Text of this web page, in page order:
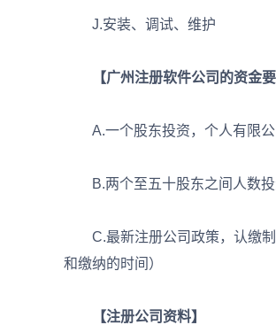
J.安装、调试、维护
【广州注册软件公司的资金要
A.一个股东投资，个人有限公
B.两个至五十股东之间人数投
C.最新注册公司政策，认缴制
和缴纳的时间）
【注册公司资料】